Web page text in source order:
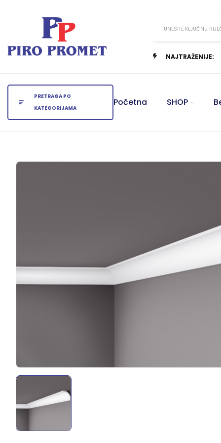
UNESITE KLJUČNU
NAJTRAŽENIJE:
PRETRAGA PO
KATEGORIJAMA
Početna SHOP